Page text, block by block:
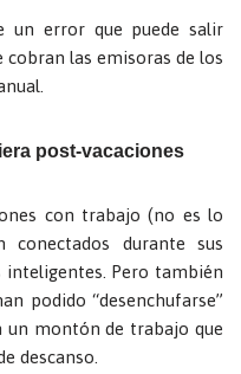
un error que puede salir
cobran las emisoras de los
post-vacaciones
con trabajo (no es lo
conectados durante sus
Pero también
podido “desenchufarse”
un montón de trabajo que
descanso.